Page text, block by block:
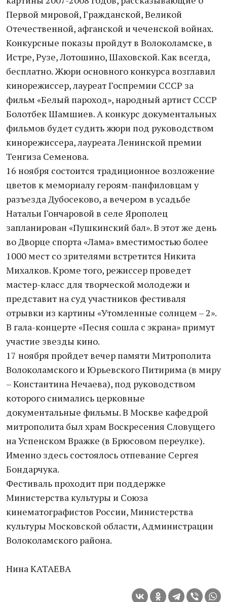
Первой мировой, Гражданской, Великой
Отечественной, афганской и чеченской войнах.
Конкурсные показы пройдут в Волоколамске, в
Истре, Рузе, Лотошино, Шаховской. Как всегда,
бесплатно. Жюри основного конкурса возглавил
кинорежиссер, лауреат Госпремии СССР за
фильм «Белый пароход», народный артист СССР
Болотбек Шамшиев. А конкурс документальных
фильмов будет судить жюри под руководством
кинорежиссера, лауреата Ленинской премии
Тенгиза Семенова.
16 ноября состоится традиционное возложение
цветов к мемориалу героям-панфиловцам у
разъезда Дубосеково, а вечером в усадьбе
Натальи Гончаровой в селе Ярополец
запланирован «Пушкинский бал». В этот же день
во Дворце спорта «Лама» вместимостью более
1000 мест со зрителями встретится Никита
Михалков. Кроме того, режиссер проведет
мастер-класс для творческой молодежи и
представит на суд участников фестиваля
отрывки из картины «Утомленные солнцем – 2».
В гала-концерте «Песня сошла с экрана» примут
участие звезды кино.
17 ноября пройдет вечер памяти Митрополита
Волоколамского и Юрьевского Питирима (в миру
– Константина Нечаева), под руководством
которого снимались церковные
документальные фильмы. В Москве кафедрой
митрополита был храм Воскресения Словущего
на Успенском Вражке (в Брюсовом переулке).
Именно здесь состоялось отпевание Сергея
Бондарчука.
Фестиваль проходит при поддержке
Министерства культуры и Союза
кинематографистов России, Министерства
культуры Московской области, Администрации
Волоколамского района.
Нина КАТАЕВА